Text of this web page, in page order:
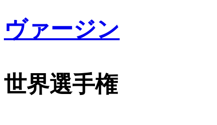
ヴァージン
世界選手権